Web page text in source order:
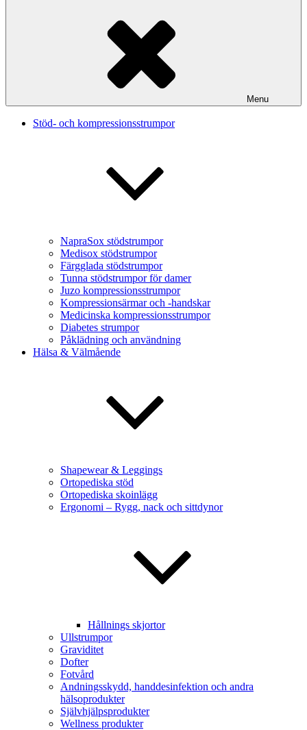
Menu
Stöd- och kompressionsstrumpor
NapraSox stödstrumpor
Medisox stödstrumpor
Färgglada stödstrumpor
Tunna stödstrumpor för damer
Juzo kompressionsstrumpor
Kompressionsärmar och -handskar
Medicinska kompressionsstrumpor
Diabetes strumpor
Påklädning och användning
Hälsa & Välmående
Shapewear & Leggings
Ortopediska stöd
Ortopediska skoinlägg
Ergonomi – Rygg, nack och sittdynor
Hållnings skjortor
Ullstrumpor
Graviditet
Dofter
Fotvård
Andningsskydd, handdesinfektion och andra
hälsoprodukter
Självhjälpsprodukter
Wellness produkter